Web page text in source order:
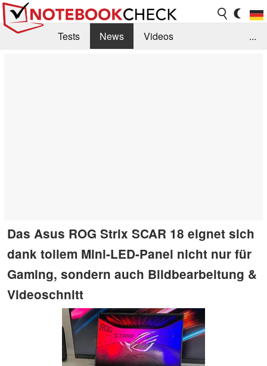
Tests News
Videos
...
Das Asus ROG Strix SCAR 18 eignet sich
dank tollem Mini-LED-Panel nicht nur für
Gaming, sondern auch Bildbearbeitung &
Videoschnitt